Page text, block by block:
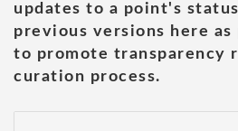
updates to a point's
previous versions here
to promote transparency
curation process.